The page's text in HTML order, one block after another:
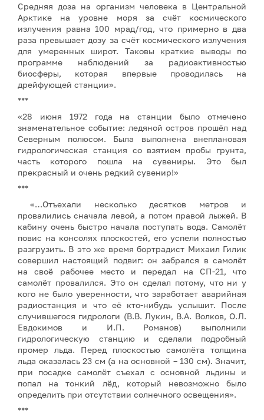
Средняя доза на организм человека в Центральной
Арктике на уровне моря за счёт космического
излучения равна 100 мрад/год, что примерно в два
раза превышает дозу за счёт космического излучения
для умеренных широт. Таковы краткие выводы по
программе наблюдений за радиоактивностью
биосферы, которая впервые проводилась на
дрейфующей станции».
***
«28 июня 1972 года на станции было отмечено
знаменательное событие: ледяной остров прошёл над
Северным полюсом. Была выполнена внеплановая
гидрологическая станция со взятием пробы грунта,
часть которого пошла на сувениры. Это был
прекрасный и очень редкий сувенир!»
***
«…Отъехали несколько десятков метров и
провалились сначала левой, а потом правой лыжей. В
кабину очень быстро начала поступать вода. Самолёт
повис на консолях плоскостей, его успели полностью
разгрузить. В это же время бортрадист Михаил Гилик
совершил настоящий подвиг: он забрался в самолёт
на своё рабочее место и передал на СП-21, что
самолёт провалился. Это он сделал потому, что ни у
кого не было уверенности, что заработает аварийная
радиостанция и что её кто-нибудь услышит. После
случившегося гидрологи (В.В. Лукин, В.А. Волков, О.Л.
Евдокимов и И.П. Романов) выполнили
гидрологическую станцию и сделали подробный
промер льда. Перед плоскостью самолёта толщина
льда оказалась 23 см (а на основной – 130 см). Значит,
при посадке самолёт съехал с основной льдины и
попал на тонкий лёд, который невозможно было
определить при отсутствии солнечного освещения».
***